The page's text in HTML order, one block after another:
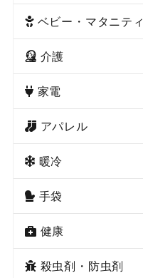
ベビー・マタニティ
介護
家電
アパレル
暖冷
手袋
健康
殺虫剤・防虫剤